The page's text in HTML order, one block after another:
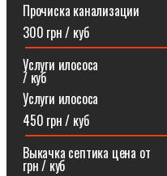
Прочиска канализации
300 грн / куб
Услуги
/ куб
Услуги илососа
450 грн / куб
Выкачка септика
грн / куб